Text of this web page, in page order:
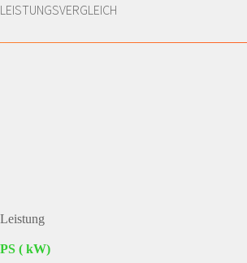
LEISTUNGSVERGLEICH
Leistung
PS ( kW)